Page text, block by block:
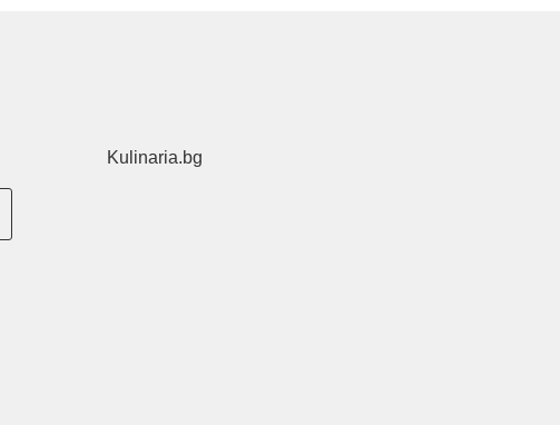
Kulinaria.bg